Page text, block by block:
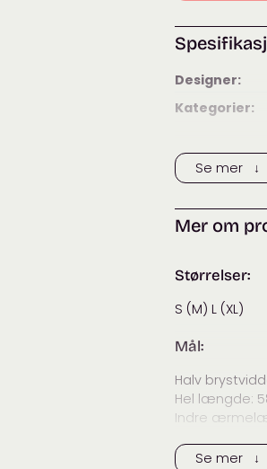
Designer:
Kategorier:
Se mer ↓
Mer om
Størrelser:
S (M) L (XL)
Mål:
Halv
Hel længde:
Indre
Se mer ↓